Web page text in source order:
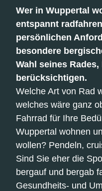
Wer in Wuppertal
entspannt
persönlichen
besondere
Wahl seines
berücksichtigen.
Welche Art von Rad
welches wäre ganz
Fahrrad für Ihre
Wuppertal wohnen
wollen? Pendeln,
Sind Sie eher die
bergauf und bergab
Gesundheits- und